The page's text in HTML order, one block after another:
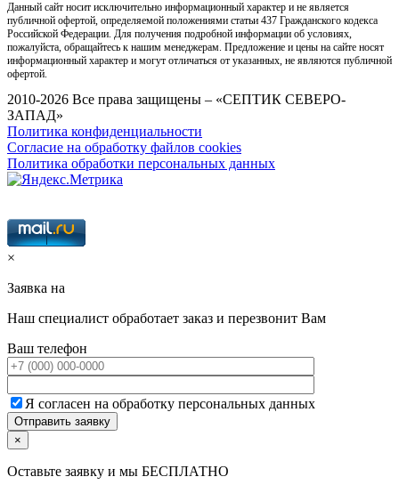
Данный сайт носит исключительно информационный характер и не является
публичной офертой, определяемой положениями статьи 437 Гражданского кодекса
Российской Федерации. Для получения подробной информации об условиях,
пожалуйста, обращайтесь к нашим менеджерам. Предложение и цены на сайте носят
информационный характер и могут отличаться от указанных, не являются публичной
офертой.
2010-2026 Все права защищены – «СЕПТИК СЕВЕРО-
ЗАПАД»
Политика конфиденциальности
Согласие на обработку файлов cookies
Политика обработки персональных данных
×
Заявка на
Наш специалист обработает заказ и перезвонит Вам
Ваш телефон
Я согласен на обработку персональных данных
×
Оставьте заявку и мы БЕСПЛАТНО